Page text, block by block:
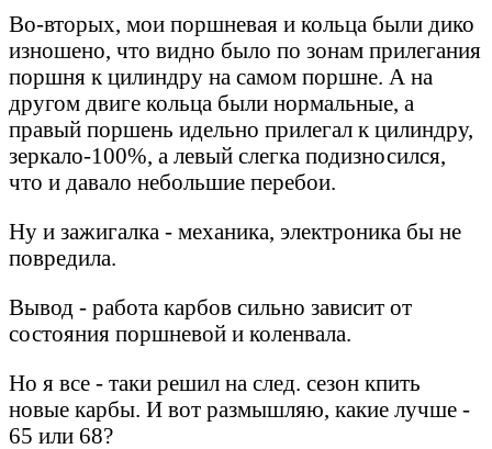
Во-вторых, мои поршневая и кольца были дико
изношено, что видно было по зонам прилегания
поршня к цилиндру на самом поршне. А на
другом двиге кольца были нормальные, а
правый поршень идельно прилегал к цилиндру,
зеркало-100%, а левый слегка подизносился,
что и давало небольшие перебои.
Ну и зажигалка - механика, электроника бы не
повредила.
Вывод - работа карбов сильно зависит от
состояния поршневой и коленвала.
Но я все - таки решил на след. сезон кпить
новые карбы. И вот размышляю, какие лучше -
65 или 68?